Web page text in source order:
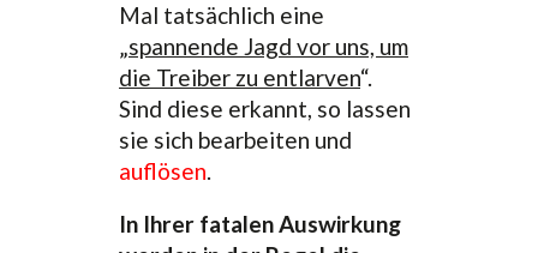
Mal tatsächlich eine
„spannende Jagd vor uns, um
die Treiber zu entlarven“.
Sind diese erkannt, so lassen
sie sich bearbeiten und
auflösen.
In Ihrer fatalen Auswirkung